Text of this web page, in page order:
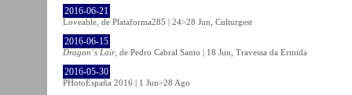
2016-06-21
Loveable, de Plataforma285 | 24>28 Jun, Culturgest
2016-06-15
Dragon´s Lair, de Pedro Cabral Santo | 18 Jun, Travessa da Ermida
2016-05-30
PHotoEspaña 2016 | 1 Jun>28 Ago